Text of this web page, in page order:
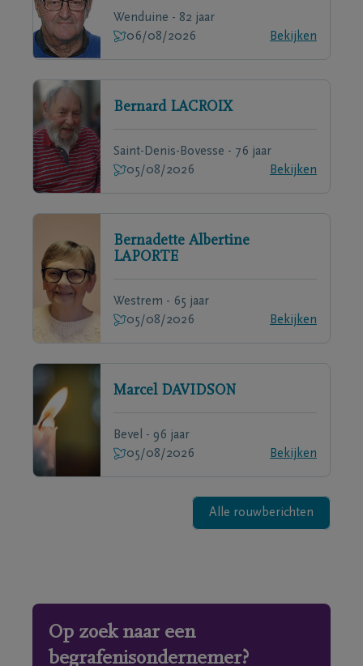
Wenduine - 82 jaar
06/08/2026
Bekijken
Bernard LACROIX
Saint-Denis-Bovesse - 76 jaar
05/08/2026
Bekijken
Bernadette Albertine
LAPORTE
Westrem - 65 jaar
05/08/2026
Bekijken
Marcel DAVIDSON
Bevel - 96 jaar
05/08/2026
Bekijken
Alle rouwberichten
Op zoek naar een
begrafenisondernemer?